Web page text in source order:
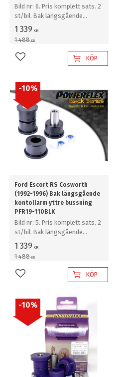
Bild nr: 6. Pris komplett sats. 2
st/bil. Bak längsgående
kontollarm inre bussning
1 339 KR
1 488KR
Lägg till i favoriterKÖP
Ford Escort RS Cosworth
(1992-1996) Bak längsgående
kontollarm yttre bussning
PFR19-110BLK
Bild nr: 5. Pris komplett sats. 2
st/bil. Bak längsgående
kontollarm yttre bussning
1 339 KR
1 488KR
10%
Lägg till i favoriterKÖP
10%